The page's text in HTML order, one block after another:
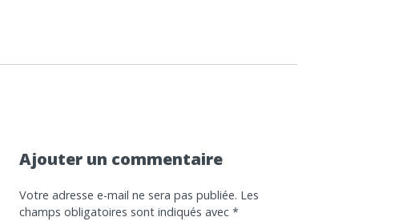
Ajouter un commentaire
Votre adresse e-mail ne sera pas publiée. Les
champs obligatoires sont indiqués avec*